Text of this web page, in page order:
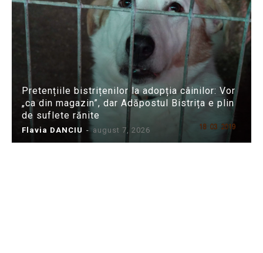
Pretențiile bistrițenilor la adopția câinilor: Vor
„ca din magazin”, dar Adăpostul Bistrița e plin
de suflete rănite
Flavia DANCIU - august 7, 2026